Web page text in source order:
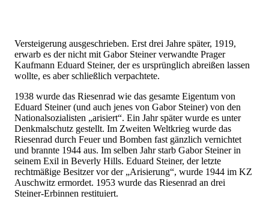
Versteigerung ausgeschrieben. Erst drei Jahre später, 1919,
erwarb es der nicht mit Gabor Steiner verwandte Prager
Kaufmann Eduard Steiner, der es ursprünglich abreißen lassen
wollte, es aber schließlich verpachtete.
1938 wurde das Riesenrad wie das gesamte Eigentum von
Eduard Steiner (und auch jenes von Gabor Steiner) von den
Nationalsozialisten „arisiert“. Ein Jahr später wurde es unter
Denkmalschutz gestellt. Im Zweiten Weltkrieg wurde das
Riesenrad durch Feuer und Bomben fast gänzlich vernichtet
und brannte 1944 aus. Im selben Jahr starb Gabor Steiner in
seinem Exil in Beverly Hills. Eduard Steiner, der letzte
rechtmäßige Besitzer vor der „Arisierung“, wurde 1944 im KZ
Auschwitz ermordet. 1953 wurde das Riesenrad an drei
Steiner-Erbinnen restituiert.